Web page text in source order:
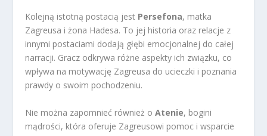
Kolejną istotną postacią jest Persefona, matka
Zagreusa i żona Hadesa. To jej historia oraz relacje z
innymi postaciami dodają głębi emocjonalnej do całej
narracji. Gracz odkrywa różne aspekty ich związku, co
wpływa na motywację Zagreusa do ucieczki i poznania
prawdy o swoim pochodzeniu.
Nie można zapomnieć również oAtenie, bogini
mądrości, która oferuje Zagreusowi pomoc i wsparcie